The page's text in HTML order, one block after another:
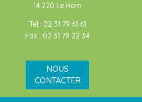
14 220 Le Hom
Tél.: 02 31 79 61 61
Fax : 02 31 79 22 34
NOUS
CONTACTER